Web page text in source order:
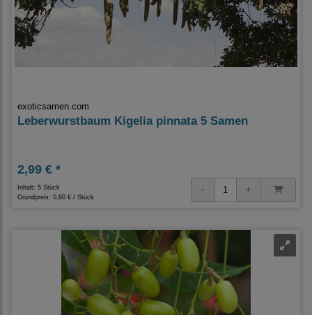
exoticsamen.com
Leberwurstbaum Kigelia pinnata 5 Samen
2,99 € *
Inhalt: 5 Stück
Grundpreis: 0,60 € / Stück